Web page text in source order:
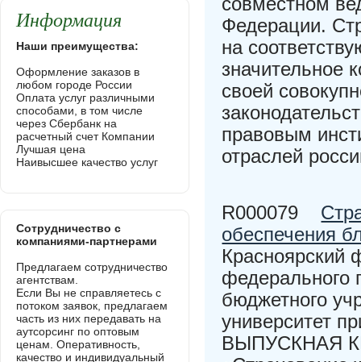
Федерации.
на
значительное
своей
правовым
отраслей
R000079
обеспечения
Красноярский
федерального
бюджетного
университет
ВЫПУСКНАЯ
Информация
Наши преимущества:
Оформление заказов в
любом городе России
Оплата услуг различными
способами, в том числе
через Сбербанк на
расчетный счет Компании
Лучшая цена
Наивысшее качество услуг
Сотрудничество с
компаниями-партнерами
Предлагаем сотрудничество
агентствам.
Если Вы не справляетесь с
потоком заявок, предлагаем
часть из них передавать на
аутсорсинг по оптовым
ценам. Оперативность,
качество и индивидуальный